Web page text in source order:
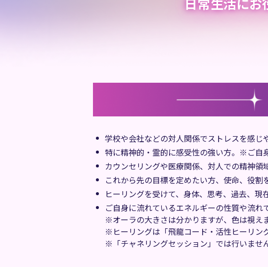
学校や会社などの対人関係でストレスを感じ
特に精神的・霊的に感受性の強い方。※ご自
カウンセリングや医療関係、対人での精神
これから先の目標を定めたい方、使命、役割
ヒーリングを受けて、身体、思考、過去、
ご自身に流れているエネルギーの性質や流
※オーラの大きさは分かりますが、色は視え
※ヒーリングは「飛龍コード・活性ヒーリン
※「チャネリングセッション」では行いませ